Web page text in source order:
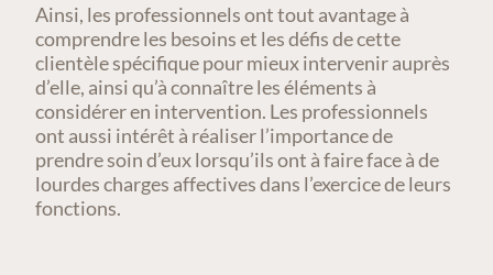
Ainsi, les professionnels ont tout avantage à
comprendre les besoins et les défis de cette
clientèle spécifique pour mieux intervenir auprès
d’elle, ainsi qu’à connaître les éléments à
considérer en intervention. Les professionnels
ont aussi intérêt à réaliser l’importance de
prendre soin d’eux lorsqu’ils ont à faire face à de
lourdes charges affectives dans l’exercice de leurs
fonctions.